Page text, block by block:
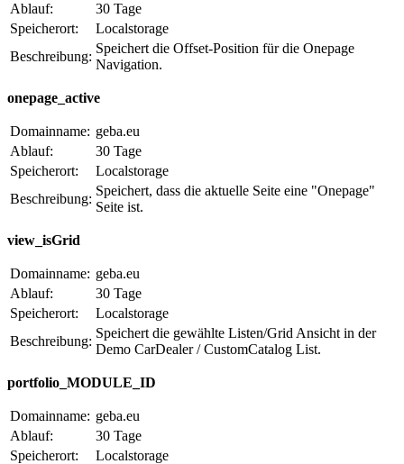
Ablauf:
30 Tage
Speicherort:
Localstorage
Beschreibung:
Speichert die Offset-Position für die Onepage
Navigation.
onepage_active
Domainname: geba.eu
Ablauf:
30 Tage
Speicherort:
Localstorage
Beschreibung:
Speichert, dass die aktuelle Seite eine "Onepage"
Seite ist.
view_isGrid
Domainname: geba.eu
Ablauf:
30 Tage
Speicherort:
Localstorage
Beschreibung:
Speichert die gewählte Listen/Grid Ansicht in der
Demo CarDealer / CustomCatalog List.
portfolio_MODULE_ID
Domainname: geba.eu
Ablauf:
30 Tage
Speicherort:
Localstorage